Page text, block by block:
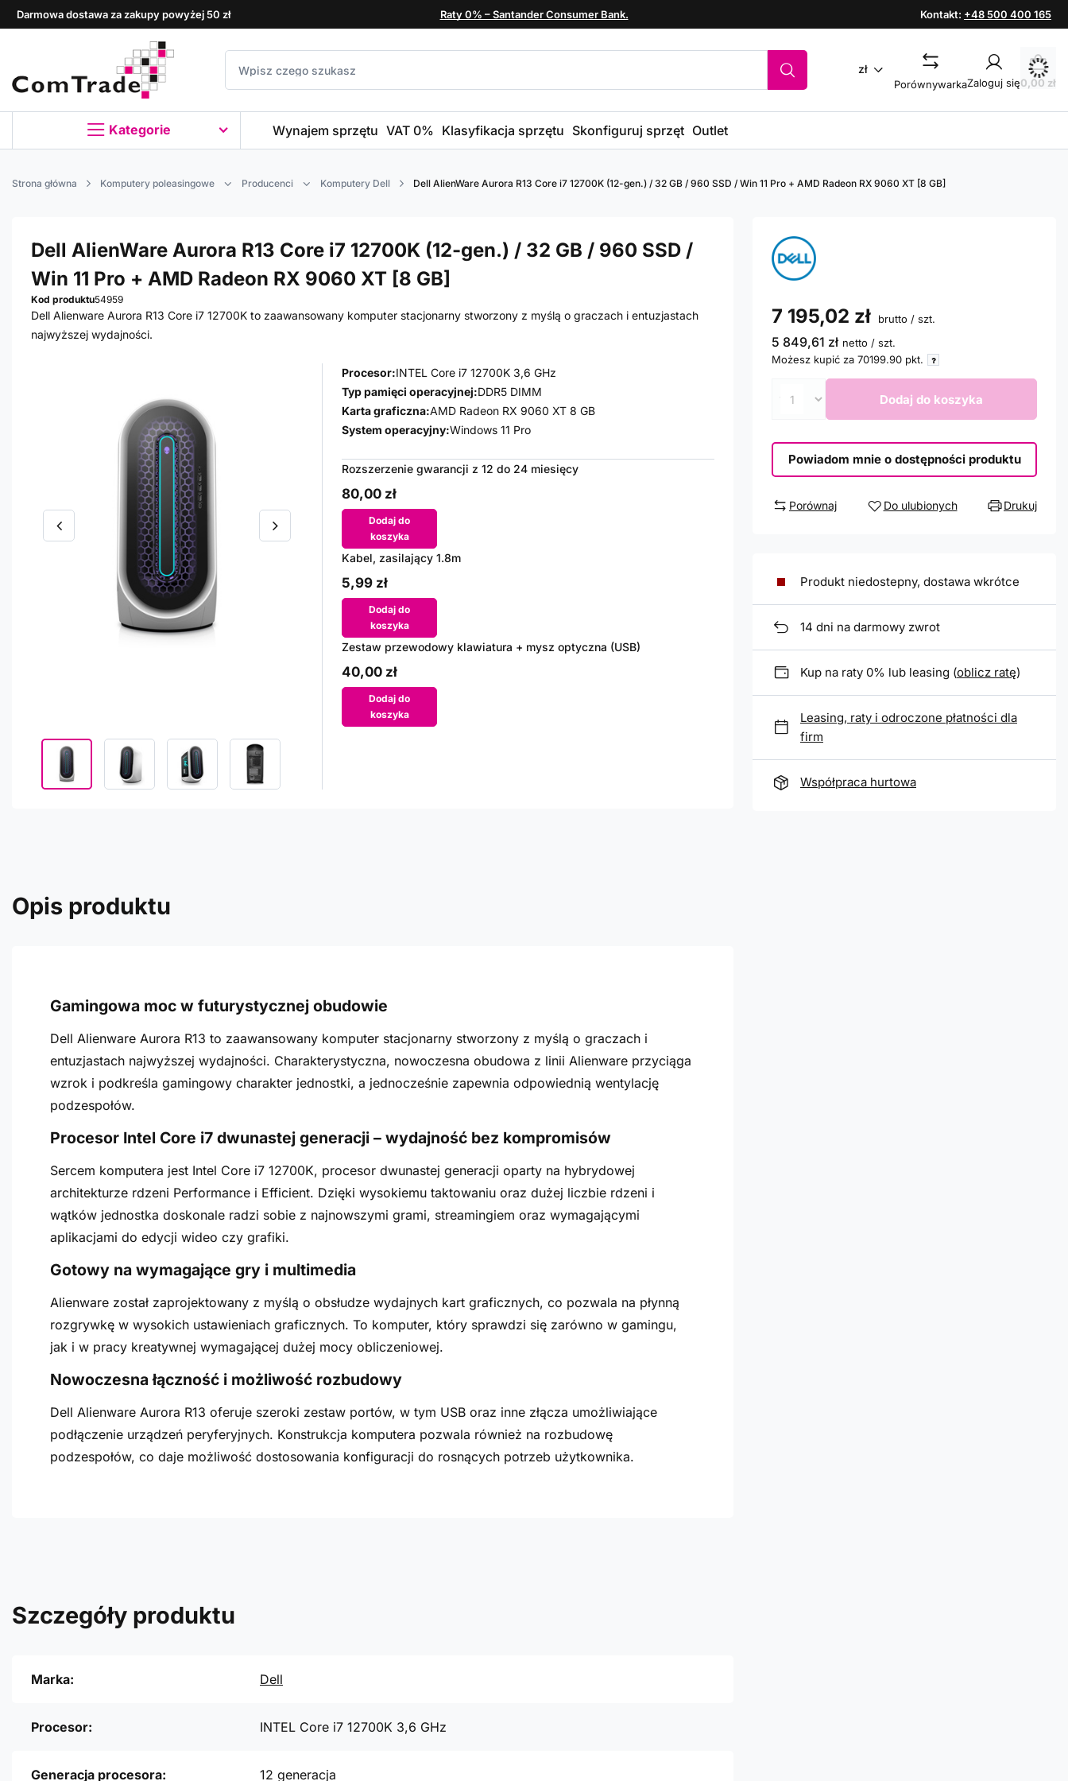
Darmowa dostawa za zakupy powyżej 50 zł Raty 0% – Santander Consumer Bank. Kontakt: +48 500 400 165
zł
PorównywarkaZaloguj się0,00 zł
Kategorie Wynajem sprzętu VAT 0% Klasyfikacja sprzętu Skonfiguruj sprzęt Outlet
Strona główna Komputery poleasingowe Producenci Komputery Dell Dell AlienWare Aurora R13 Core i7 12700K (12-gen.) / 32 GB / 960 SSD / Win 11 Pro + AMD Radeon RX 9060 XT [8 GB]
Dell AlienWare Aurora R13 Core i7 12700K (12-gen.) / 32 GB / 960 SSD /
Win 11 Pro + AMD Radeon RX 9060 XT [8 GB]
Kod produktu54959
Dell Alienware Aurora R13 Core i7 12700K to zaawansowany komputer stacjonarny stworzony z myślą o graczach i entuzjastach
najwyższej wydajności.
Procesor:INTEL Core i7 12700K 3,6 GHz
Typ pamięci operacyjnej:DDR5 DIMM
Karta graficzna:AMD Radeon RX 9060 XT 8 GB
System operacyjny:Windows 11 Pro
Rozszerzenie gwarancji z 12 do 24 miesięcy
80,00 zł
Dodaj do
koszyka
Kabel, zasilający 1.8m
5,99 zł
Dodaj do
koszyka
Zestaw przewodowy klawiatura + mysz optyczna (USB)
40,00 zł
Dodaj do
koszyka
7 195,02 zł brutto / szt.
5 849,61 zł netto / szt.
Możesz kupić za 70199.90 pkt.
Dodaj do koszyka
Powiadom mnie o dostępności produktu
Porównaj Do ulubionych Drukuj
Produkt niedostepny, dostawa wkrótce
14 dni na darmowy zwrot
Kup na raty 0% lub leasing (oblicz ratę)
Leasing, raty i odroczone płatności dla
firm
Współpraca hurtowa
Opis produktu
Gamingowa moc w futurystycznej obudowie
Dell Alienware Aurora R13 to zaawansowany komputer stacjonarny stworzony z myślą o graczach i
entuzjastach najwyższej wydajności. Charakterystyczna, nowoczesna obudowa z linii Alienware przyciąga
wzrok i podkreśla gamingowy charakter jednostki, a jednocześnie zapewnia odpowiednią wentylację
podzespołów.
Procesor Intel Core i7 dwunastej generacji – wydajność bez kompromisów
Sercem komputera jest Intel Core i7 12700K, procesor dwunastej generacji oparty na hybrydowej
architekturze rdzeni Performance i Efficient. Dzięki wysokiemu taktowaniu oraz dużej liczbie rdzeni i
wątków jednostka doskonale radzi sobie z najnowszymi grami, streamingiem oraz wymagającymi
aplikacjami do edycji wideo czy grafiki.
Gotowy na wymagające gry i multimedia
Alienware został zaprojektowany z myślą o obsłudze wydajnych kart graficznych, co pozwala na płynną
rozgrywkę w wysokich ustawieniach graficznych. To komputer, który sprawdzi się zarówno w gamingu,
jak i w pracy kreatywnej wymagającej dużej mocy obliczeniowej.
Nowoczesna łączność i możliwość rozbudowy
Dell Alienware Aurora R13 oferuje szeroki zestaw portów, w tym USB oraz inne złącza umożliwiające
podłączenie urządzeń peryferyjnych. Konstrukcja komputera pozwala również na rozbudowę
podzespołów, co daje możliwość dostosowania konfiguracji do rosnących potrzeb użytkownika.
Szczegóły produktu
Marka: Dell
Procesor: INTEL Core i7 12700K 3,6 GHz
Generacja procesora: 12 generacja